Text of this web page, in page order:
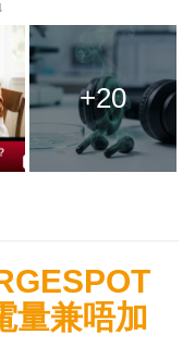
+20
量兼唔加